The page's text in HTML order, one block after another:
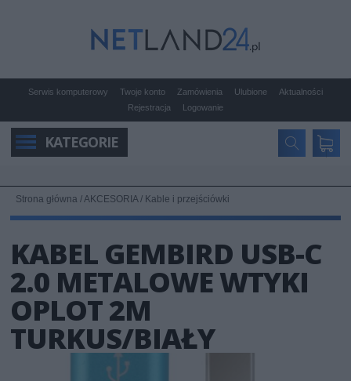
Serwis komputerowy Twoje konto Zamówienia Ulubione
Aktualności
Rejestracja
Logowanie
KATEGORIE
Strona główna /AKCESORIA/ Kable i przejściówki
KABEL GEMBIRD USB-C
2.0 METALOWE WTYKI
OPLOT 2M
TURKUS/BIAŁY